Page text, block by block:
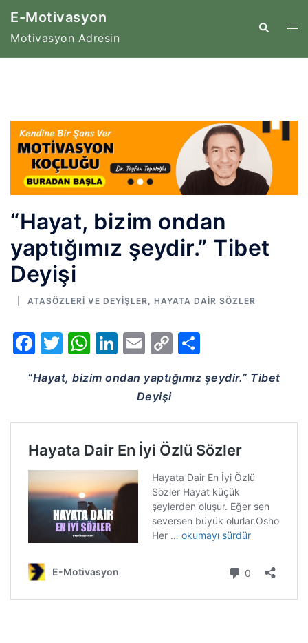
İçeriğe
E-Motivasyon
Motivasyon Adresin
Search
“Hayat, bizim ondan
yaptığımız şeydir.” Tibet
Deyişi
ATASÖZLERI VE DEYIŞLER HAYATA DAIR SÖZLER
Facebook
Twitter
WhatsApp
LinkedIn
Email
Copy
“Hayat, bizim ondan yaptığımız şeydir.” Tibet
Deyişi